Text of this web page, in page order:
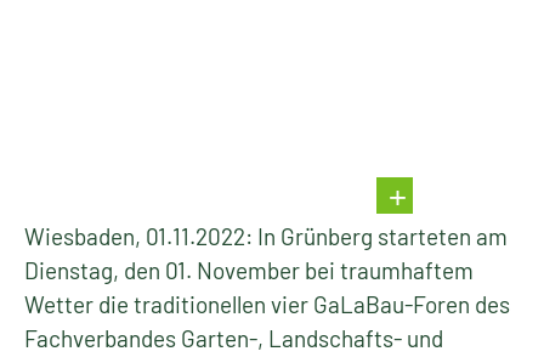
Wiesbaden, 01.11.2022: In Grünberg starteten am
Dienstag, den 01. November bei traumhaftem
Wetter die traditionellen vier GaLaBau-Foren des
Fachverbandes Garten-, Landschafts- und